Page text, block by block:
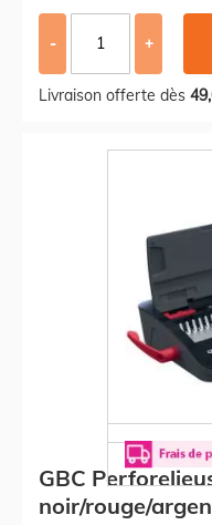
- +
Livraison offerte dès
GBC
noir/rouge/